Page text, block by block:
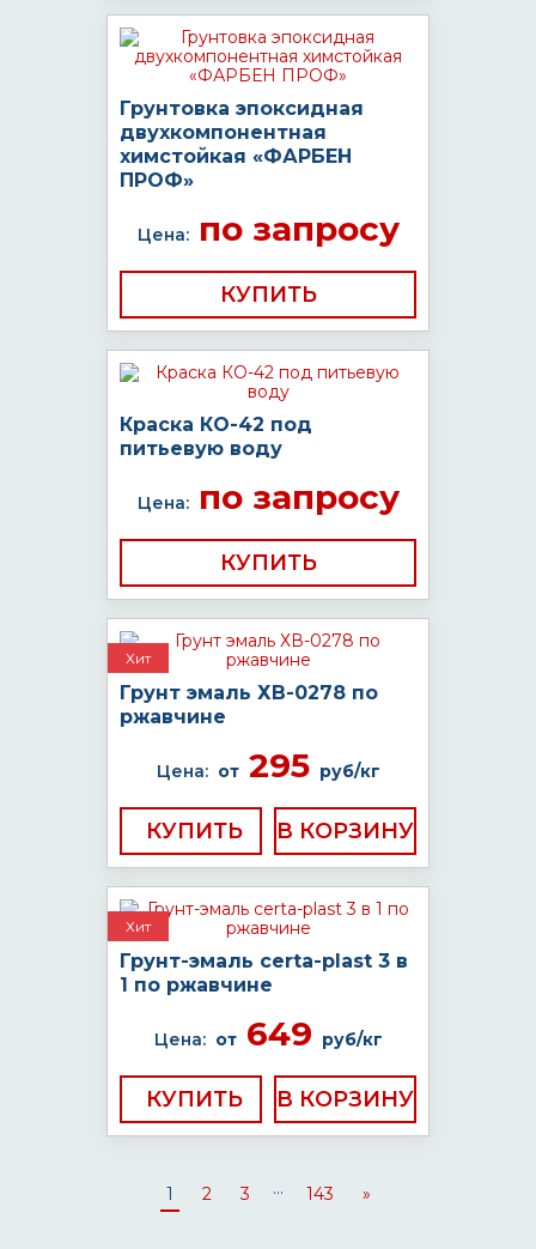
Грунтовка эпоксидная
двухкомпонентная
химстойкая «ФАРБЕН
ПРОФ»
Цена:по запросу
КУПИТЬ
Краска КО-42 под
питьевую воду
Цена:по запросу
КУПИТЬ
Хит
Грунт эмаль ХВ-0278 по
ржавчине
Цена: от295 руб/кг
КУПИТЬ
Хит
Грунт-эмаль certa-plast 3 в
1 по ржавчине
Цена: от649 руб/кг
КУПИТЬ
1 2 3 ... 143 »